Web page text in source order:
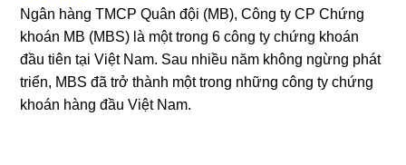
Ngân hàng TMCP Quân đội (MB), Công ty CP Chứng
khoán MB (MBS) là một trong 6 công ty chứng khoán
đầu tiên tại Việt Nam. Sau nhiều năm không ngừng phát
triển, MBS đã trở thành một trong những công ty chứng
khoán hàng đầu Việt Nam.